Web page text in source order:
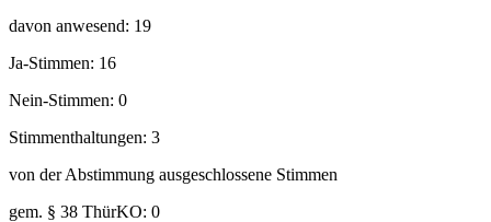
davon anwesend: 19
Ja-Stimmen: 16
Nein-Stimmen: 0
Stimmenthaltungen: 3
von der Abstimmung ausgeschlossene Stimmen
gem. § 38 ThürKO: 0